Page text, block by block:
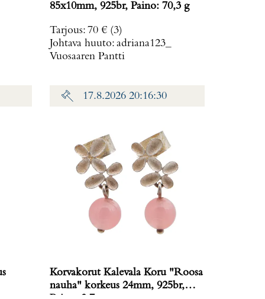
85x10mm, 925br, Paino: 70,3 g
Tarjous: 70 € (3)
Johtava huuto: adriana123_
Vuosaaren Pantti
17.8.2026 20:16:30
Korvakorut Kalevala Koru "Roosa
nauha" korkeus 24mm, 925br,